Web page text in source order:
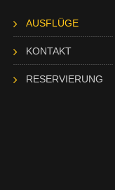
AUSFLÜGE
KONTAKT
RESERVIERUNG